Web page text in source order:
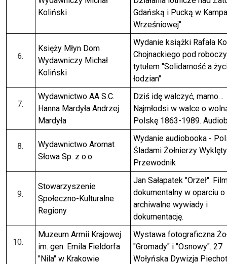
Koliński
Gdańską i Pucką w
Wrześniowej"
Księży Młyn Dom
Wydawniczy Michał
Koliński
Wydanie książki Rafała
Chojnackiego pod
tytułem "Solidarność a
łodzian"
Wydawnictwo AA S.C.
Hanna Mardyła Andrzej
Mardyła
Dziś idę walczyć, mamo…
Najmłodsi w walce o
Polskę 1863-1989.
Wydawnictwo Aromat
Słowa Sp. z o.o.
Wydanie audiobooka -
Śladami Żołnierzy
Przewodnik
Stowarzyszenie
Społeczno-Kulturalne
Regiony
Jan Sałapatek "Orzeł".
dokumentalny w oparciu o
archiwalne wywiady i
dokumentację.
Muzeum Armii Krajowej
im. gen. Emila Fieldorfa
"Nila" w Krakowie
Wystawa fotograficzna
"Gromady" i "Osnowy". 27
Wołyńska Dywizja